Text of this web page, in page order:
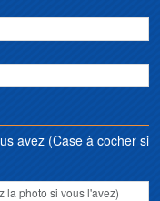
avez (Case à cocher si